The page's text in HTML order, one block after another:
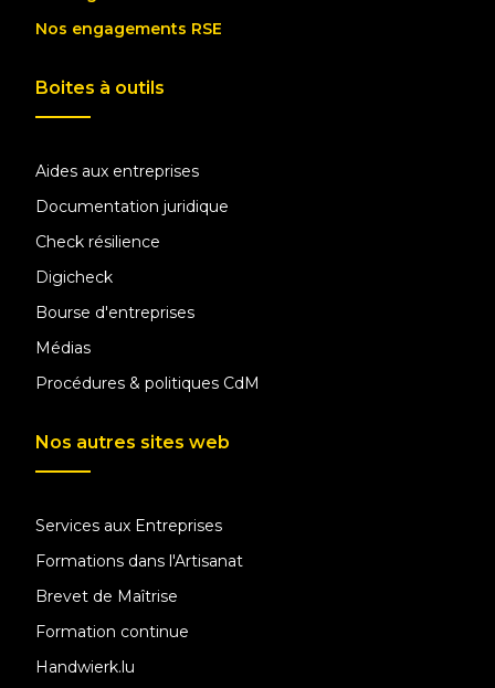
Nos engagements RSE
Boites à outils
Aides aux entreprises
Documentation juridique
Check résilience
Digicheck
Bourse d'entreprises
Médias
Procédures & politiques CdM
Nos autres sites web
Services aux Entreprises
Formations dans l'Artisanat
Brevet de Maîtrise
Formation continue
Handwierk.lu